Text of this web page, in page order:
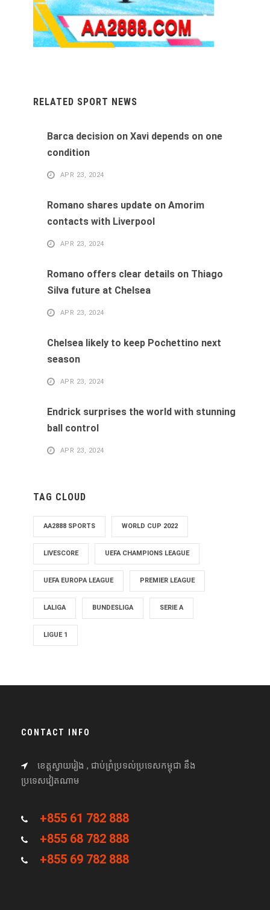
RELATED SPORT NEWS
Barca decision on Xavi depends on one
condition
APR 23, 2024
Romano shares update on Amorim
contacts with Liverpool
APR 23, 2024
Romano offers clear details on Thiago
Silva future at Chelsea
APR 23, 2024
Chelsea likely to keep Pochettino next
season
APR 23, 2024
Endrick surprises the world with stunning
ball control
APR 23, 2024
TAG CLOUD
AA2888 SPORTS WORLD CUP 2022
LIVESCORE UEFA CHAMPIONS LEAGUE
UEFA EUROPA LEAGUE PREMIER LEAGUE
LALIGA BUNDESLIGA SERIE A
LIGUE 1
CONTACT INFO
ខេត្តស្វាយរៀង , ជាប់ព្រំប្រទល់ប្រទេសកម្ពុជា នឹង
ប្រទេសវៀតណាម
+855 61 782 888
+855 68 782 888
+855 69 782 888